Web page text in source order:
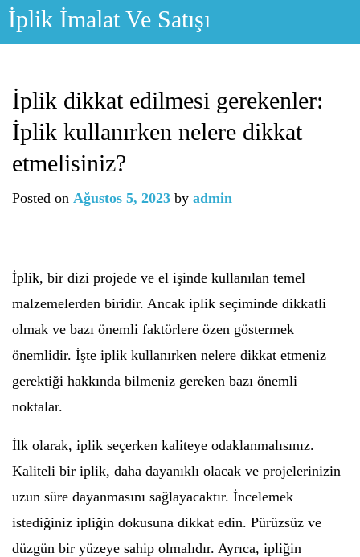
Skip
İplik İmalat Ve Satışı
İplik dikkat edilmesi gerekenler:
İplik kullanırken nelere dikkat
etmelisiniz?
Posted on Ağustos 5, 2023 by admin
İplik, bir dizi projede ve el işinde kullanılan temel
malzemelerden biridir. Ancak iplik seçiminde dikkatli
olmak ve bazı önemli faktörlere özen göstermek
önemlidir. İşte iplik kullanırken nelere dikkat etmeniz
gerektiği hakkında bilmeniz gereken bazı önemli
noktalar.
İlk olarak, iplik seçerken kaliteye odaklanmalısınız.
Kaliteli bir iplik, daha dayanıklı olacak ve projelerinizin
uzun süre dayanmasını sağlayacaktır. İncelemek
istediğiniz ipliğin dokusuna dikkat edin. Pürüzsüz ve
düzgün bir yüzeye sahip olmalıdır. Ayrıca, ipliğin